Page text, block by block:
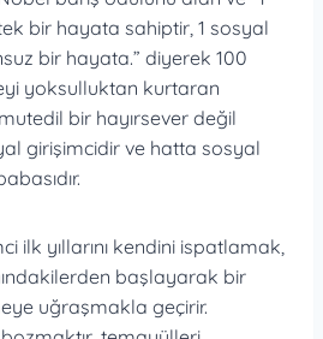
bir hayata sahiptir, 1 sosyal
bir hayata.” diyerek 100
yoksulluktan kurtaran
bir hayırsever değil
girişimcidir ve hatta sosyal
ilk yıllarını kendini ispatlamak,
başlayarak bir
uğraşmakla geçirir.